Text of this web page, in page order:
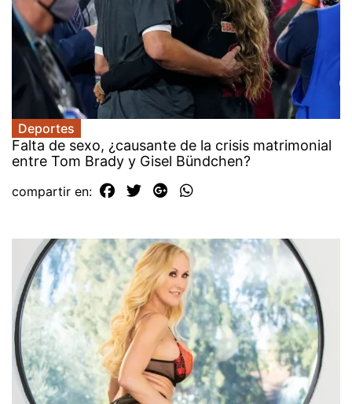
Deportes
Falta de sexo, ¿causante de la crisis matrimonial
entre Tom Brady y Gisel Bündchen?
compartir en: